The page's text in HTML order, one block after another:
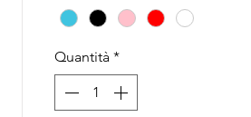
Quantità *